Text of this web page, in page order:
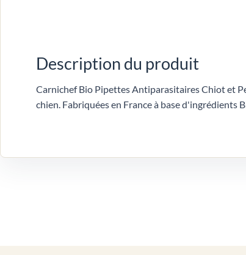
Description du produit
Carnichef Bio Pipettes Antiparasitaires Chiot et
chien. Fabriquées en France à base d'ingrédients